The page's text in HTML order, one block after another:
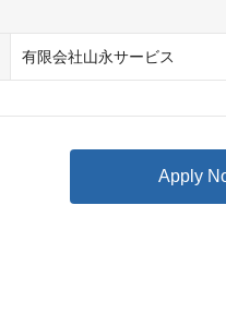
有限会社山永サービス
Apply